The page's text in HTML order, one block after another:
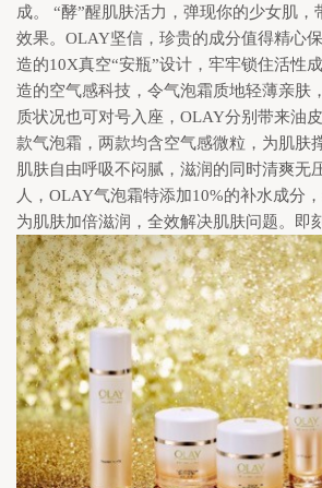
成。 “酵”醒肌肤活力，弹现你的少女肌，
效果。OLAY坚信，珍贵的成分值得精心
造的10X真空“安瓶”设计，牢牢锁住活性
造的空气感科技，令气泡霜质地轻薄亲肤
质状况也可对号入座，OLAY分别带来油
款气泡霜，两款均含空气感微粒，为肌肤
肌肤自由呼吸不闷腻，滋润的同时清爽无
人，OLAY气泡霜特添加10%的补水成分
为肌肤加倍滋润，全效解决肌肤问题。即